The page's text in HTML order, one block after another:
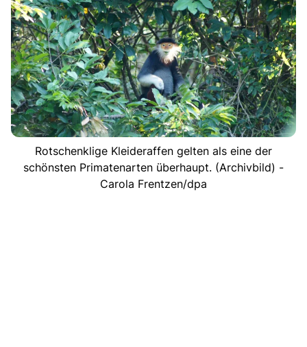
Rotschenklige Kleideraffen gelten als eine der
schönsten Primatenarten überhaupt. (Archivbild) -
Carola Frentzen/dpa